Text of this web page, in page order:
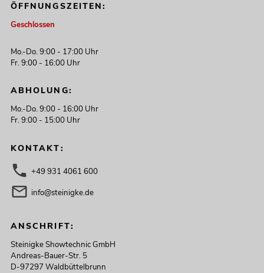
ÖFFNUNGSZEITEN:
Geschlossen
Mo.-Do. 9:00 - 17:00 Uhr
Fr. 9:00 - 16:00 Uhr
ABHOLUNG:
Mo.-Do. 9:00 - 16:00 Uhr
Fr. 9:00 - 15:00 Uhr
KONTAKT:
+49 931 4061 600
info@steinigke.de
ANSCHRIFT:
Steinigke Showtechnic GmbH
Andreas-Bauer-Str. 5
D-97297 Waldbüttelbrunn